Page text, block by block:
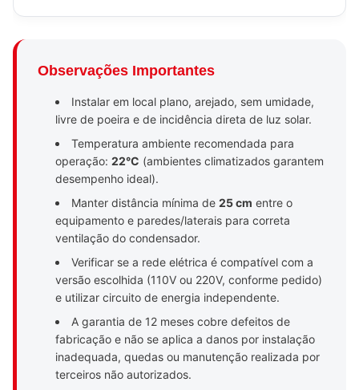
Observações Importantes
Instalar em local plano, arejado, sem umidade,
livre de poeira e de incidência direta de luz solar.
Temperatura ambiente recomendada para
operação: 22°C (ambientes climatizados garantem
desempenho ideal).
Manter distância mínima de 25 cm entre o
equipamento e paredes/laterais para correta
ventilação do condensador.
Verificar se a rede elétrica é compatível com a
versão escolhida (110V ou 220V, conforme pedido)
e utilizar circuito de energia independente.
A garantia de 12 meses cobre defeitos de
fabricação e não se aplica a danos por instalação
inadequada, quedas ou manutenção realizada por
terceiros não autorizados.